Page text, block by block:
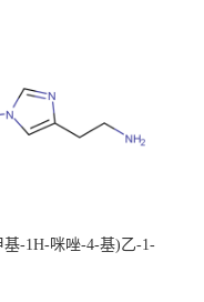
基-1H-咪唑-4-基)乙-1-